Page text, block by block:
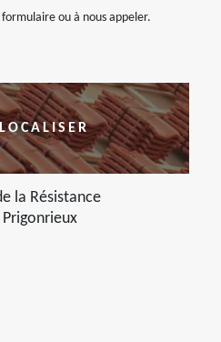
ou à nous appeler.
la Résistance